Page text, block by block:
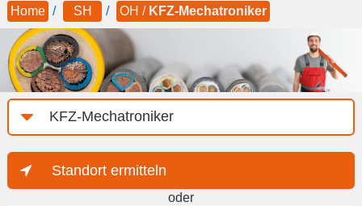
Home SH OH / KFZ-Mechatroniker
Job-
Kategorie
Standort ermitteln
oder